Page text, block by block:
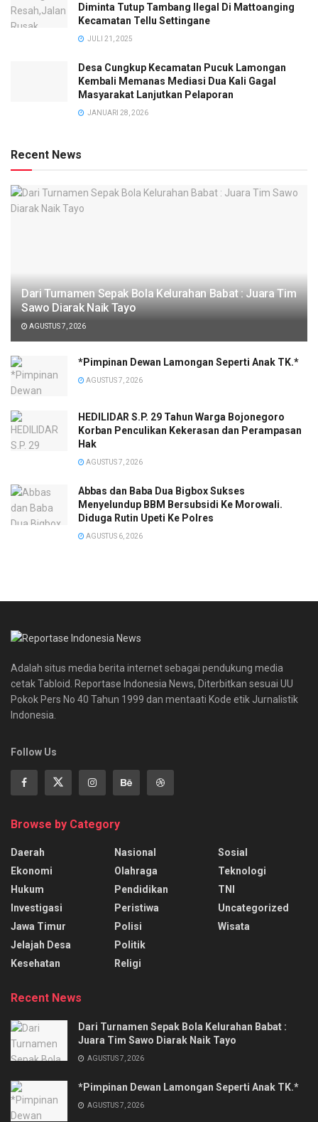
Diminta Tutup Tambang Ilegal Di Mattoanging
Kecamatan Tellu Settingane
JULI 21, 2025
Desa Cungkup Kecamatan Pucuk Lamongan
Kembali Memanas Mediasi Dua Kali Gagal
Masyarakat Lanjutkan Pelaporan
JANUARI 28, 2026
Recent News
Dari Turnamen Sepak Bola Kelurahan Babat : Juara Tim
Sawo Diarak Naik Tayo
AGUSTUS 7, 2026
*Pimpinan Dewan Lamongan Seperti Anak TK.*
AGUSTUS 7, 2026
HEDILIDAR S.P. 29 Tahun Warga Bojonegoro
Korban Penculikan Kekerasan dan Perampasan
Hak
AGUSTUS 7, 2026
Abbas dan Baba Dua Bigbox Sukses
Menyelundup BBM Bersubsidi Ke Morowali.
Diduga Rutin Upeti Ke Polres
AGUSTUS 6, 2026
Adalah situs media berita internet sebagai pendukung media
cetak Tabloid. Reportase Indonesia News, Diterbitkan sesuai UU
Pokok Pers No 40 Tahun 1999 dan mentaati Kode etik Jurnalistik
Indonesia.
Follow Us
Browse by Category
Daerah
Ekonomi
Hukum
Investigasi
Jawa Timur
Jelajah Desa
Kesehatan
Nasional
Olahraga
Pendidikan
Peristiwa
Polisi
Politik
Religi
Sosial
Teknologi
TNI
Uncategorized
Wisata
Recent News
Dari Turnamen Sepak Bola Kelurahan Babat :
Juara Tim Sawo Diarak Naik Tayo
AGUSTUS 7, 2026
*Pimpinan Dewan Lamongan Seperti Anak TK.*
AGUSTUS 7, 2026